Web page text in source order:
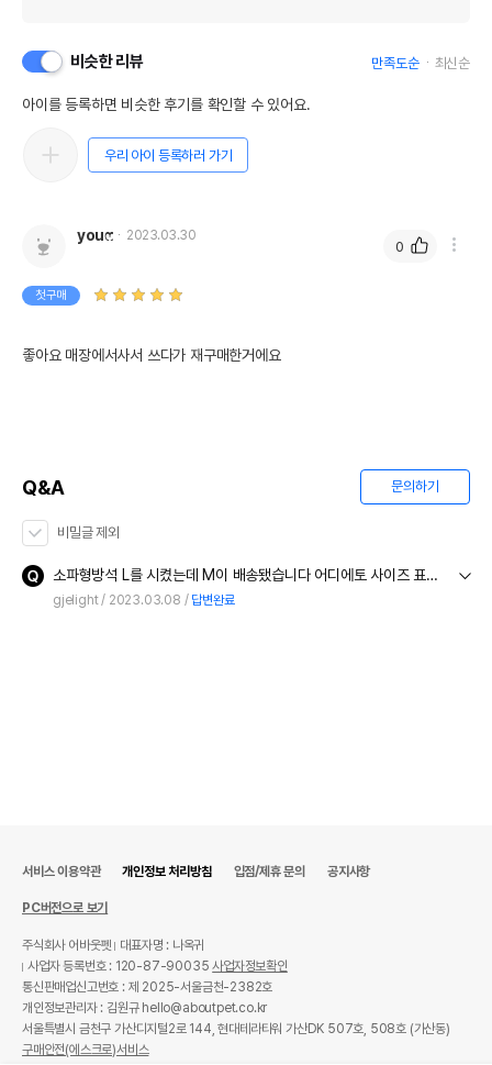
비슷한 리뷰 만족도순 최신순
아이를 등록하면 비슷한 후기를 확인할 수 있어요.
우리 아이 등록하러 가기
youෆ 2023.03.30
첫구매
0
Q&A 문의하기
비밀글 제외
소파형방석 L를 시켰는데 M이 배송됐습니다 어디에토 사이즈 표시는 되어있지 않아서 저희가 사용하고 잇는 방석을 비교해서 사진 찍어보냅니다.택배박스애는 중D-1이라고만 되어있네요
gjelight 2023.03.08 답변완료
서비스 이용약관 개인정보 처리방침 입점/제휴 문의 공지사항
PC버전으로 보기
주식회사 어바웃펫
대표자명 : 나옥귀
사업자 등록번호 : 120-87-90035사업자정보확인
통신판매업신고번호 : 제 2025-서울금천-2382호
개인정보관리자 : 김원규 hello@aboutpet.co.kr
서울특별시 금천구 가산디지털2로 144, 현대테라타워 가산DK 507호, 508호 (가산동)
구매안전(에스크로)서비스